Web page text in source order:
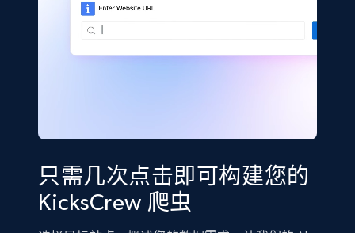
只需几次点击即可构建您的
KicksCrew 爬虫